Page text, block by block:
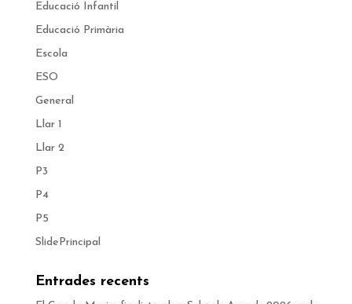
Educació Infantil
Educació Primària
Escola
ESO
General
Llar 1
Llar 2
P3
P4
P5
SlidePrincipal
Entrades recents